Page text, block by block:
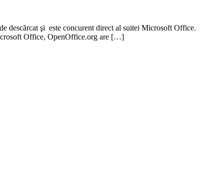
descărcat şi este concurent direct al suitei Microsoft Office.
Office, OpenOffice.org are […]